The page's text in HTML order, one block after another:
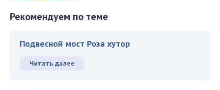
Рекомендуем по теме
Подвесной мост Роза хутор
Читать далее